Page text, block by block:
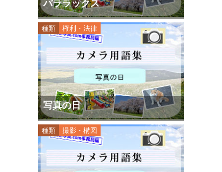
パララックス
種類 権利・法律
写真の日
種類 撮影・構図